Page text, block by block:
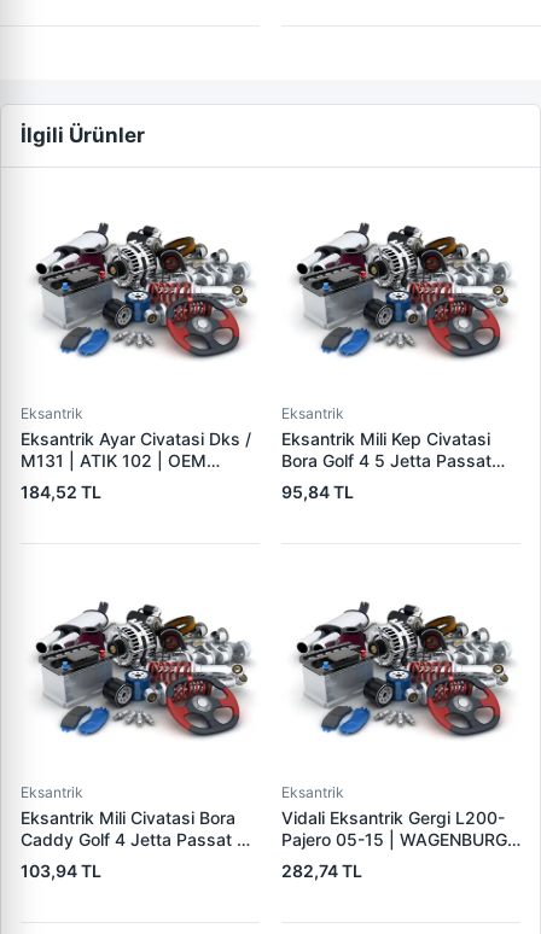
İlgili Ürünler
Eksantrik
Eksantrik Ayar Civatasi Dks /
M131 | ATIK 102 | OEM
8D0598001
184,52 TL
Eksantrik
Eksantrik Mili Kep Civatasi
Bora Golf 4 5 Jetta Passat
Polo Touran Touareg T5 A2
A3 A4 A6 Altea Cordoba
Octavia Roomster Superb |
95,84 TL
Eksantrik
Eksantrik Mili Civatasi Bora
Caddy Golf 4 Jetta Passat T5
A3 A4 A6 Leon 1.9 2.0TDI Bls
Bdj Bmm Bjb | BETTO B20215
103,94 TL
Eksantrik
Vidali Eksantrik Gergi L200-
Pajero 05-15 | WAGENBURG
10133030 | OEM 1145A020
282,74 TL